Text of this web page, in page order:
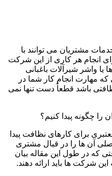
مشتریان می توانند با
انجام هر کاری از این شرکت
واشر شیرآلات باغبانی
که مهارت انجام کار شما در
باشد قطعاً دست تنها نمی
چگونه پیدا کنیم؟
برای کارهای نظافت پیدا
آن ها را در قبال مشتری
که در طول این مقاله بیان
شرکت ها باید ارائه دهند.